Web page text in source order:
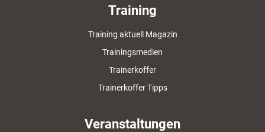
Training
Training aktuell Magazin
Trainingsmedien
Trainerkoffer
Trainerkoffer Tipps
Veranstaltungen